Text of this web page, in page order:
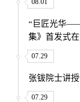
08.01
“巨匠光华
集》首发式
07.29
张钹院士讲
07.29